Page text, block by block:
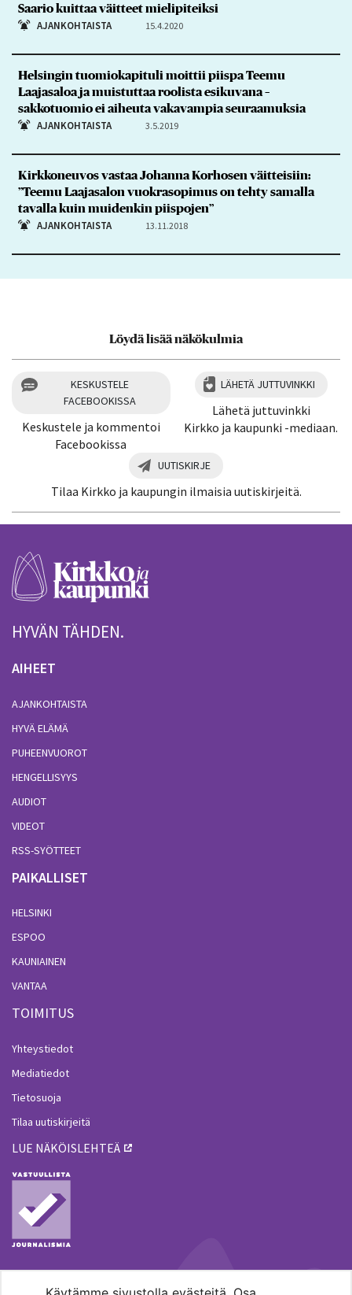
Saario kuittaa väitteet mielipiteiksi
AJANKOHTAISTA 15.4.2020
Helsingin tuomiokapituli moittii piispa Teemu
Laajasaloa ja muistuttaa roolista esikuvana –
sakkotuomio ei aiheuta vakavampia seuraamuksia
AJANKOHTAISTA 3.5.2019
Kirkkoneuvos vastaa Johanna Korhosen väitteisiin:
”Teemu Laajasalon vuokrasopimus on tehty samalla
tavalla kuin muidenkin piispojen”
AJANKOHTAISTA 13.11.2018
Löydä lisää näkökulmia
KESKUSTELE
FACEBOOKISSA
Keskustele ja kommentoi
Facebookissa
LÄHETÄ JUTTUVINKKI
Lähetä juttuvinkki
Kirkko ja kaupunki -mediaan.
UUTISKIRJE
Tilaa Kirkko ja kaupungin ilmaisia uutiskirjeitä.
HYVÄN TÄHDEN.
AIHEET
AJANKOHTAISTA
HYVÄ ELÄMÄ
PUHEENVUOROT
HENGELLISYYS
AUDIOT
VIDEOT
RSS-SYÖTTEET
PAIKALLISET
HELSINKI
ESPOO
KAUNIAINEN
VANTAA
TOIMITUS
Yhteystiedot
Mediatiedot
Tietosuoja
Tilaa uutiskirjeitä
LUE NÄKÖISLEHTEÄ